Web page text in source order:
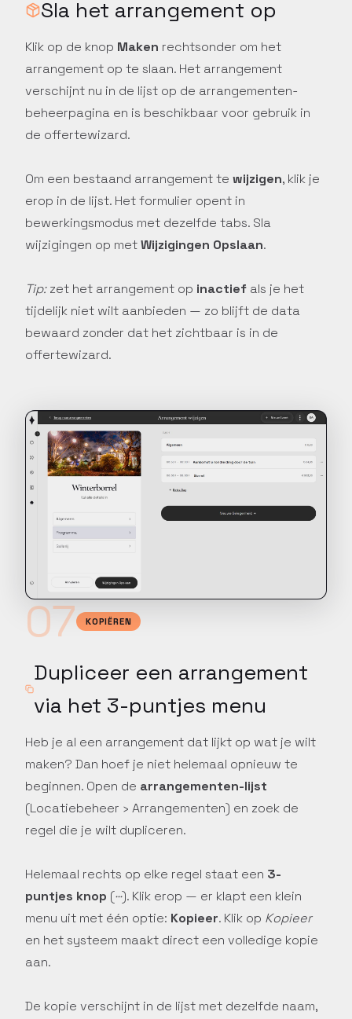
Sla het arrangement op
Klik op de knop Maken rechtsonder om het
arrangement op te slaan. Het arrangement
verschijnt nu in de lijst op de arrangementen-
beheerpagina en is beschikbaar voor gebruik in
de offertewizard.
Om een bestaand arrangement te wijzigen, klik je
erop in de lijst. Het formulier opent in
bewerkingsmodus met dezelfde tabs. Sla
wijzigingen op metWijzigingen Opslaan.
Tip:zet het arrangement op inactief als je het
tijdelijk niet wilt aanbieden — zo blijft de data
bewaard zonder dat het zichtbaar is in de
offertewizard.
07 KOPIËREN
Dupliceer een arrangement
via het 3-puntjes menu
Heb je al een arrangement dat lijkt op wat je wilt
maken? Dan hoef je niet helemaal opnieuw te
beginnen. Open de arrangementen-lijst
(Locatiebeheer › Arrangementen) en zoek de
regel die je wilt dupliceren.
Helemaal rechts op elke regel staat een 3-
puntjes knop (···). Klik erop — er klapt een klein
menu uit met één optie: Kopieer. Klik op Kopieer
en het systeem maakt direct een volledige kopie
aan.
De kopie verschijnt in de lijst met dezelfde naam,